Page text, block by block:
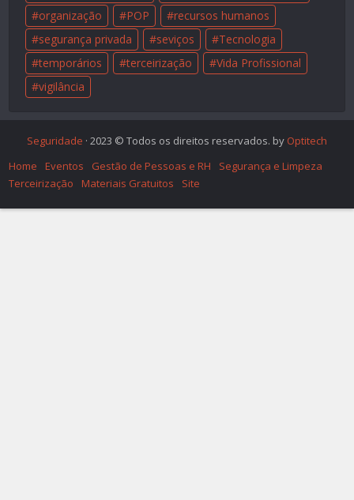
organização
POP
recursos humanos
segurança privada
seviços
Tecnologia
temporários
terceirização
Vida Profissional
vigilância
Seguridade · 2023 © Todos os direitos reservados. by Optitech
Home
Eventos Gestão de Pessoas e RH
Segurança e Limpeza
Terceirização
Materiais Gratuitos Site